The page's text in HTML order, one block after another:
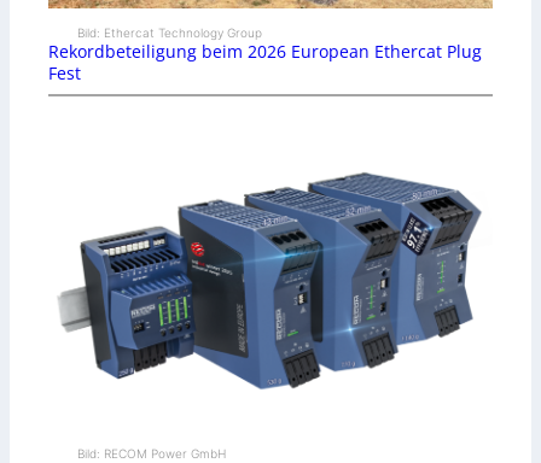
Bild: Ethercat Technology Group
Rekordbeteiligung beim 2026 European Ethercat Plug
Fest
Bild: RECOM Power GmbH